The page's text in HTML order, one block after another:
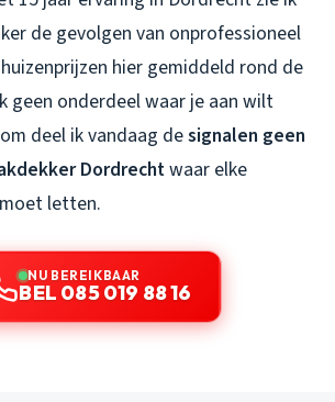
de gevolgen van onprofessioneel
hier gemiddeld rond de
geen onderdeel waar je aan wilt
deel ik vandaag designalen geen
Dordrechtwaar elke
letten.
NU BEREIKBAAR
BEL 085 019 88 16